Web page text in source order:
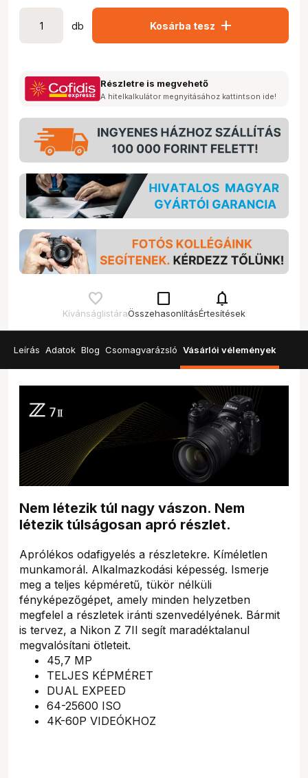
db Kosárba tesz add
Részletre is megvehető
A hitelkalkulátor megnyitásához kattintson ide!
Kívánságlistára
check_box_outline_blank
Összehasonlítás
notifications
Értesítések
Leírás Adatok Blog Csomagvarázsló Vásárlói vélemények
Nem létezik túl nagy vászon. Nem
létezik túlságosan apró részlet.
Aprólékos odafigyelés a részletekre. Kíméletlen
munkamorál. Alkalmazkodási képesség. Ismerje
meg a teljes képméretű, tükör nélküli
fényképezőgépet, amely minden helyzetben
megfelel a részletek iránti szenvedélyének. Bármit
is tervez, a Nikon Z 7II segít maradéktalanul
megvalósítani ötleteit.
45,7 MP
TELJES KÉPMÉRET
DUAL EXPEED
64-25600 ISO
4K-60P VIDEÓKHOZ